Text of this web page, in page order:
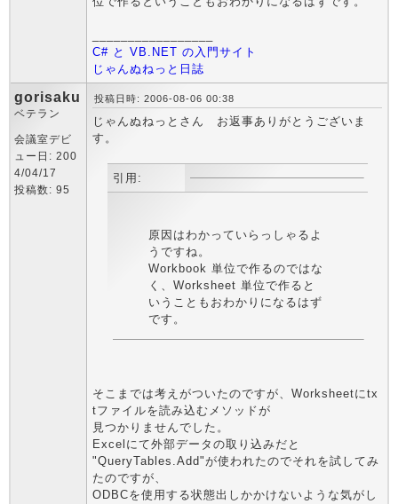
C# と VB.NET の入門サイト
じゃんぬねっと日誌
gorisaku
ベテラン
会議室デビ
ュー日: 200
4/04/17
投稿数: 95
投稿日時: 2006-08-06 00:38
じゃんぬねっとさん お返事ありがとうございま
す。
引用:
原因はわかっていらっしゃるよ
うですね。
Workbook 単位で作るのではな
く、Worksheet 単位で作ると
いうこともおわかりになるはず
です。
そこまでは考えがついたのですが、Worksheetにtx
tファイルを読み込むメソッドが
見つかりませんでした。
Excelにて外部データの取り込みだと
"QueryTables.Add"が使われたのでそれを試してみ
たのですが、
ODBCを使用する状態出しかかけないような気がし